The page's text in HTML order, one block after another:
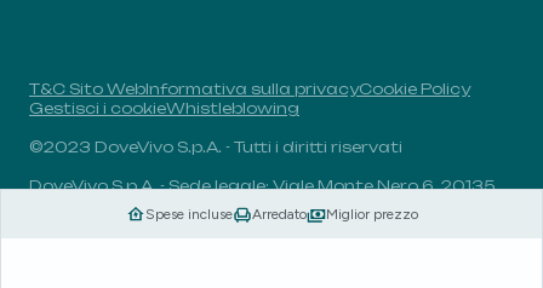
Spese incluse Arredato Miglior prezzo
T&C Sito WebInformativa sulla privacyCookie Policy
Gestisci i cookieWhistleblowing
©2023 DoveVivo S.p.A. - Tutti i diritti riservati
DoveVivo S.p.A. - Sede legale: Viale Monte Nero 6, 20135,
Milano, Italia - P.I.: 00406960732 - R.E.A.: MI-1838078 -
Capitale sociale: 1.829.649,81 euro i.v.